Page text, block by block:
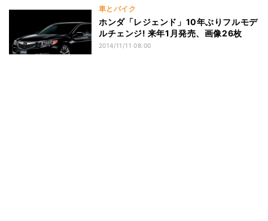
車とバイク
ホンダ「レジェンド」10年ぶりフルモデ
ルチェンジ! 来年1月発売、画像26枚
2014/11/11 08:00